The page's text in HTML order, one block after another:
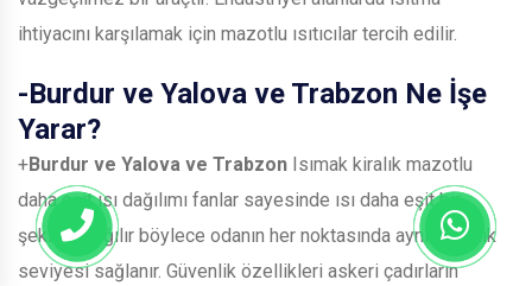
ihtiyacını karşılamak için mazotlu ısıtıcılar tercih edilir.
-Burdur ve Yalova ve Trabzon Ne İşe
Yarar?
+Burdur ve Yalova ve Trabzon Isımak kiralık mazotlu
daha eşit ısı dağılımı fanlar sayesinde ısı daha eşit bir
şekilde dağılır böylece odanın her noktasında aynı sıcaklık
seviyesi sağlanır. Güvenlik özellikleri askeri çadırların